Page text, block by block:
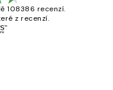
108386 recenzí.
z recenzí.